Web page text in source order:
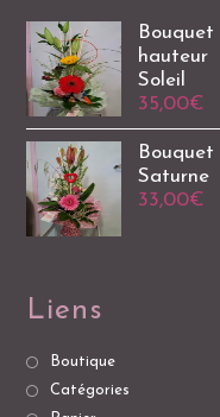
Bouquet
hauteur
Soleil
35,00€
Bouquet
Saturne
33,00€
Liens
Boutique
Catégories